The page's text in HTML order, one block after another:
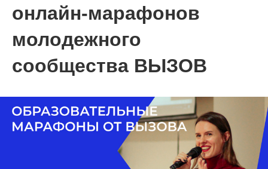
онлайн-марафонов
молодежного
сообщества ВЫЗОВ